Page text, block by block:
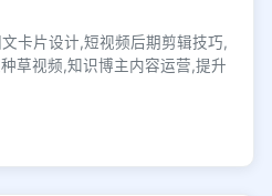
卡片设计,短视频后期剪辑技巧,
草视频,知识博主内容运营,提升